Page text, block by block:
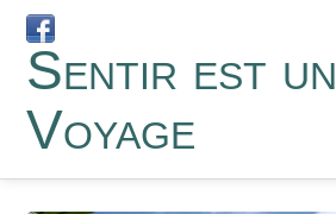
Sentir est un
Voyage